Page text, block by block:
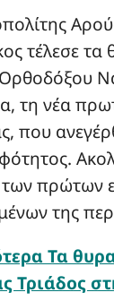
τέλεσε τα
τη νέα
που
πρώτων
της
Τα
Τριάδος